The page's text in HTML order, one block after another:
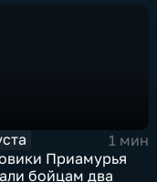
1 мин
Приамурья
бойцам два